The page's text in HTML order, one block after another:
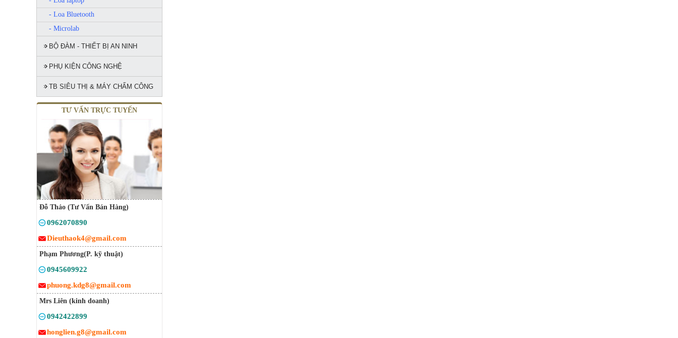
- Loa Bluetooth
- Microlab
BỘ ĐÀM - THIẾT BỊ AN NINH
PHỤ KIỆN CÔNG NGHỆ
TB SIÊU THỊ & MÁY CHẤM CÔNG
TƯ VẤN TRỰC TUYẾN
Đỗ Thảo (Tư Vấn Bán Hàng)
0962070890
Dieuthaok4@gmail.com
Phạm Phương(P. kỹ thuật)
0945609922
phuong.kdg8@gmail.com
Mrs Liên (kinh doanh)
0942422899
honglien.g8@gmail.com